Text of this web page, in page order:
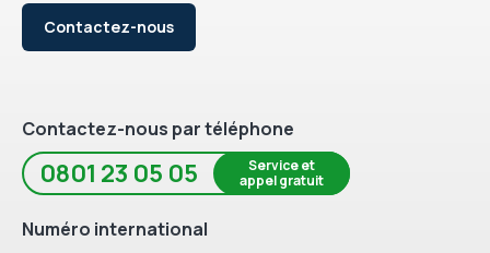
Contactez-nous
Contactez-nous par téléphone
0801 23 05 05
Service et
appel gratuit
Numéro international